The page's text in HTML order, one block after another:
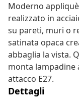
Moderno
realizzato in
su pareti, muri o
satinata opaca
abbaglia la vista.
monta lampadine
attacco E27.
Dettagli